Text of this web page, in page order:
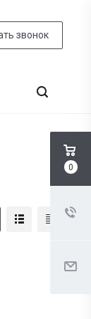
звонок
0